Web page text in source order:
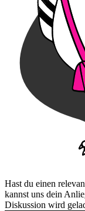
Hast du einen
kannst uns dein
Diskussion wird